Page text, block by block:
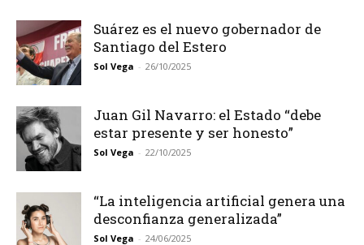
Suárez es el nuevo gobernador de
Santiago del Estero
Sol Vega - 26/10/2025
Juan Gil Navarro: el Estado “debe
estar presente y ser honesto”
Sol Vega - 22/10/2025
“La inteligencia artificial genera una
desconfianza generalizada”
Sol Vega - 24/06/2025